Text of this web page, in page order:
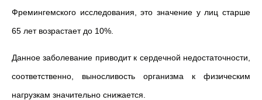
Фремингемского исследования, это значение у лиц старше
65 лет возрастает до 10%.
Данное заболевание приводит к сердечной недостаточности,
соответственно, выносливость организма к физическим
нагрузкам значительно снижается.